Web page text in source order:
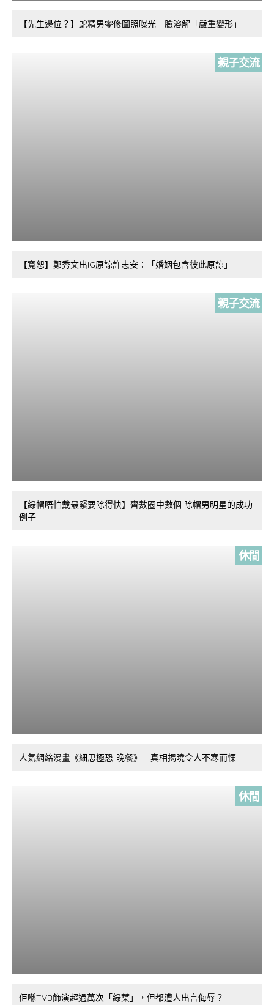
【先生邊位？】蛇精男零修圖照曝光 臉溶解「嚴重變形」
親子交流
【寬恕】鄭秀文出IG原諒許志安：「婚姻包含彼此原諒」
親子交流
【綠帽唔怕戴最緊要除得快】齊數圈中數個 除帽男明星的成功
例子
休閒
人氣網絡漫畫《細思極恐-晚餐》 真相揭曉令人不寒而慄
休閒
佢喺TVB飾演超過萬次「綠葉」，但都遭人出言侮辱？